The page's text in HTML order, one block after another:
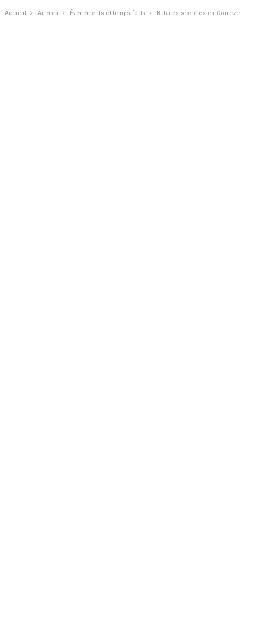
Accueil Agenda Évènements et temps forts Balades secrètes en Corrèze